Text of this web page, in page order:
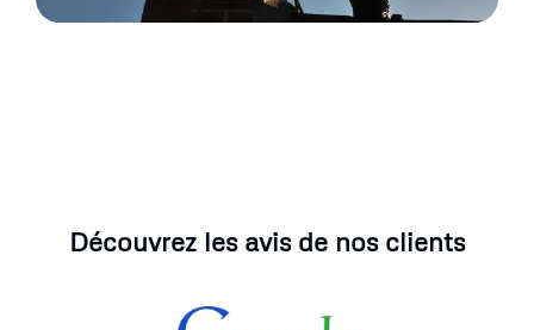
Découvrez les avis de nos clients